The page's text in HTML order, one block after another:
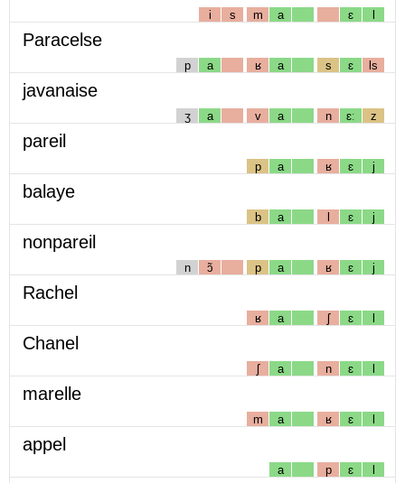
i s m a ɛ l
Paracelse
p a ʁ a s ɛ ls
javanaise
ʒ a v a n ɛː z
pareil
p a ʁ ɛ j
balaye
b a l ɛ j
nonpareil
n ɔ̃ p a ʁ ɛ j
Rachel
ʁ a ʃ ɛ l
Chanel
ʃ a n ɛ l
marelle
m a ʁ ɛ l
appel
a p ɛ l